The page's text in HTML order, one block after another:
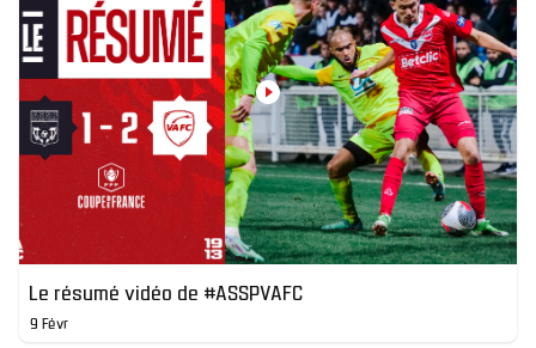
Le résumé vidéo de #ASSPVAFC
9 Févr